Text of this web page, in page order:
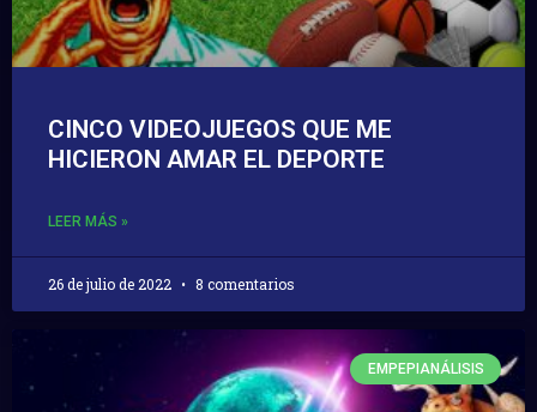
CINCO VIDEOJUEGOS QUE ME
HICIERON AMAR EL DEPORTE
LEER MÁS »
26 de julio de 2022 8 comentarios
EMPEPIANÁLISIS